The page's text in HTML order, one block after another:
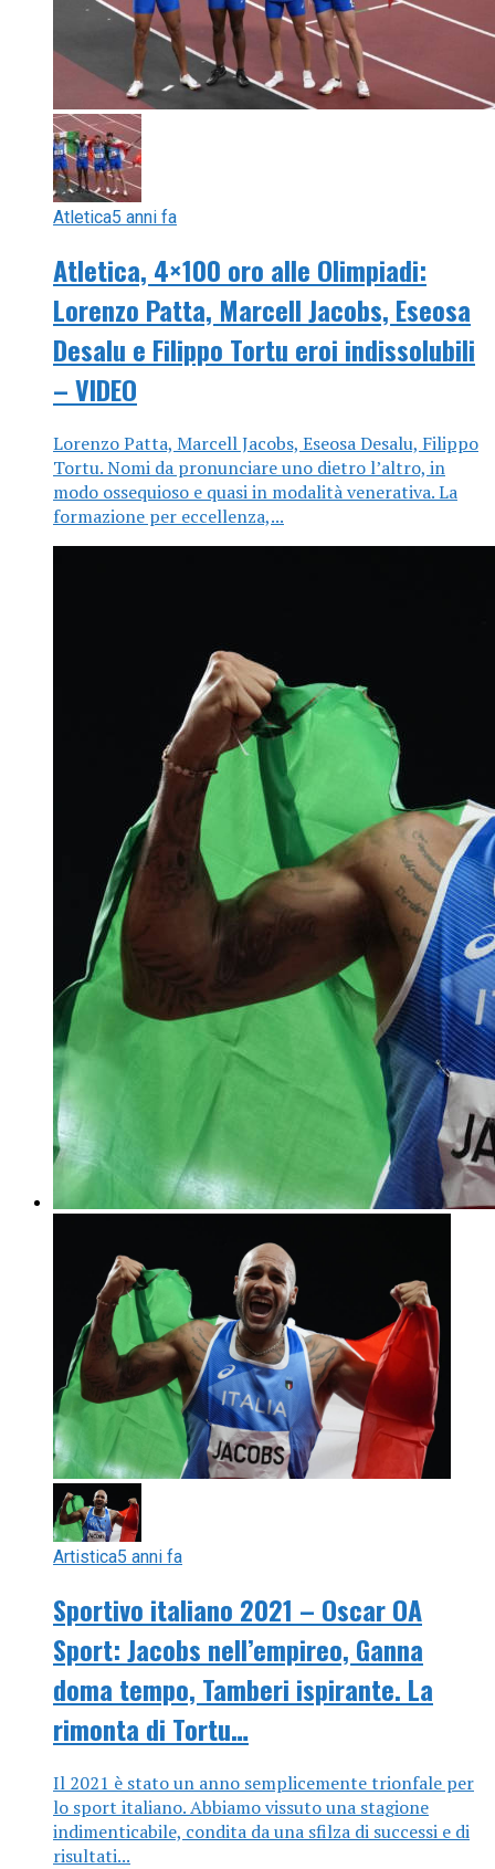
Atletica5 anni fa
Atletica, 4×100 oro alle Olimpiadi:
Lorenzo Patta, Marcell Jacobs, Eseosa
Desalu e Filippo Tortu eroi indissolubili
– VIDEO
Lorenzo Patta, Marcell Jacobs, Eseosa Desalu, Filippo
Tortu. Nomi da pronunciare uno dietro l’altro, in
modo ossequioso e quasi in modalità venerativa. La
formazione per eccellenza,...
Artistica5 anni fa
Sportivo italiano 2021 – Oscar OA
Sport: Jacobs nell’empireo, Ganna
doma tempo, Tamberi ispirante. La
rimonta di Tortu…
Il 2021 è stato un anno semplicemente trionfale per
lo sport italiano. Abbiamo vissuto una stagione
indimenticabile, condita da una sfilza di successi e di
risultati...